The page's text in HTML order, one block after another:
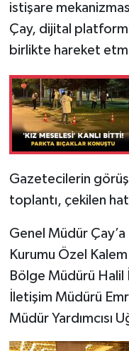
istişare
Çay, dijital
birlikte hareket
Gazetecilerin
toplantı, çekilen
Genel Müdür
Kurumu Özel
Bölge Müdürü Halil
İletişim Müdürü
Müdür Yardımcısı